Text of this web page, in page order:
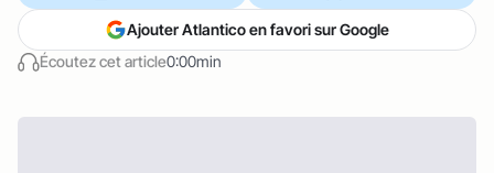
Écoutez cet article0:00min
Ajouter Atlantico en favori sur Google